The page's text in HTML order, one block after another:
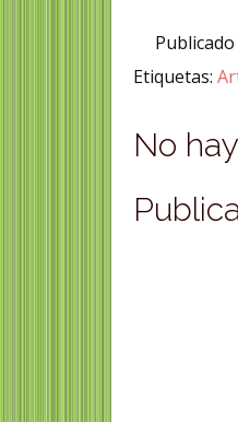
Etiquetas:
No